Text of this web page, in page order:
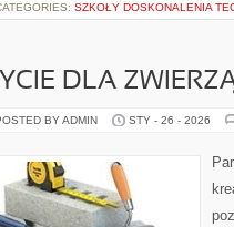
SZKOŁY DOSKONALENIA
DLA
BY ADMIN STY - 26 - 2026